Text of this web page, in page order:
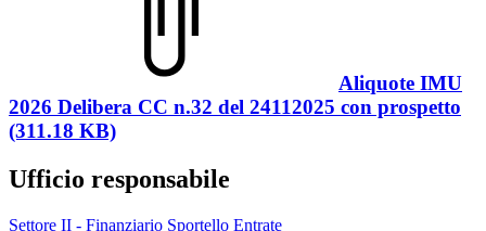
Aliquote IMU
2026 Delibera CC n.32 del 24112025 con prospetto
(311.18 KB)
Ufficio responsabile
Settore II - Finanziario Sportello Entrate